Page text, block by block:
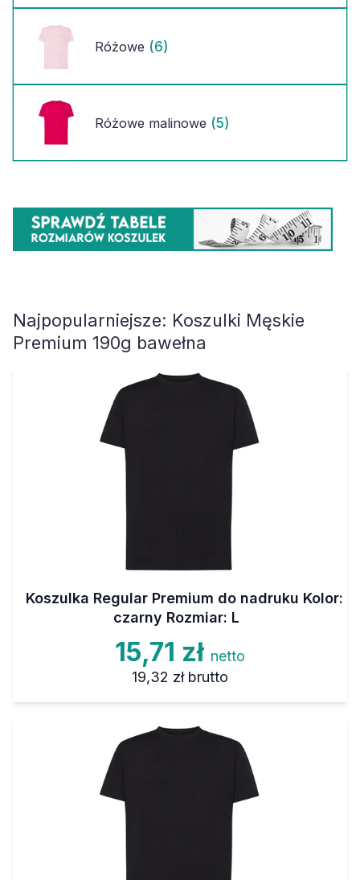
Różowe (6)
Różowe malinowe (5)
Najpopularniejsze: Koszulki Męskie
Premium 190g bawełna
Koszulka Regular Premium do nadruku Kolor:
czarny Rozmiar: L
15,71 zł netto
19,32 zł brutto